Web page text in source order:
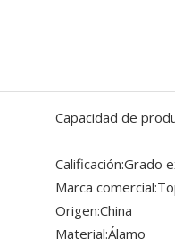
Capacidad de
Calificación:Grado
Marca comercial:
Origen:China
Material:Álamo